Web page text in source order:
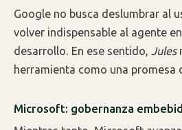
Google no busca deslumbrar al
volver indispensable al agente
desarrollo. En ese sentido, Jules
herramienta como una promesa
Microsoft: gobernanza